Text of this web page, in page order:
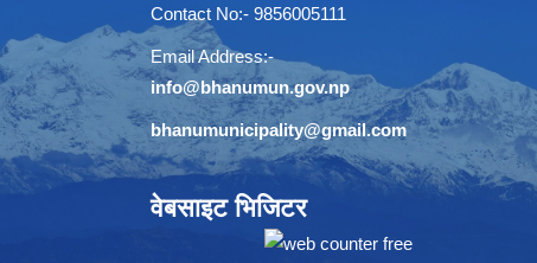
Contact No:- 9856005111
Email Address:-
info@bhanumun.gov.np
bhanumunicipality@gmail.com
वेबसाइट भिजिटर